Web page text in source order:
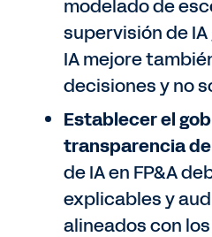
modelado de
supervisión de
IA mejore
decisiones y no
Establecer el
transparencia de
de IA en FP&A
explicables y
alineados con